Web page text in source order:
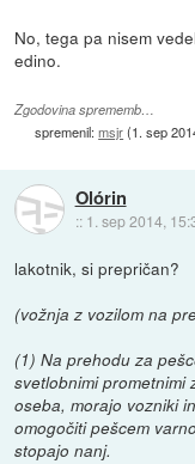
No, tega pa nisem
edino.
Zgodovina sprememb…
spremenil:msjr(1. sep
Olórin
:: 1. sep 2014,
lakotnik, si prepričan?
(vožnja z vozilom na
(1) Na prehodu za
svetlobnimi
oseba, morajo vozniki
omogočiti pešcem
stopajo nanj.